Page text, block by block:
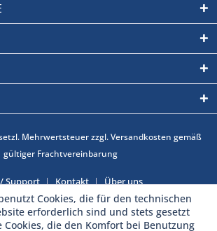
Mehrwertsteuer zzgl. Versandkosten gemäß
gültiger Frachtvereinbarung
Support Kontakt Über uns
Cookies, die für den technischen
erforderlich sind und stets gesetzt
Cookies, die den Komfort bei Benutzung